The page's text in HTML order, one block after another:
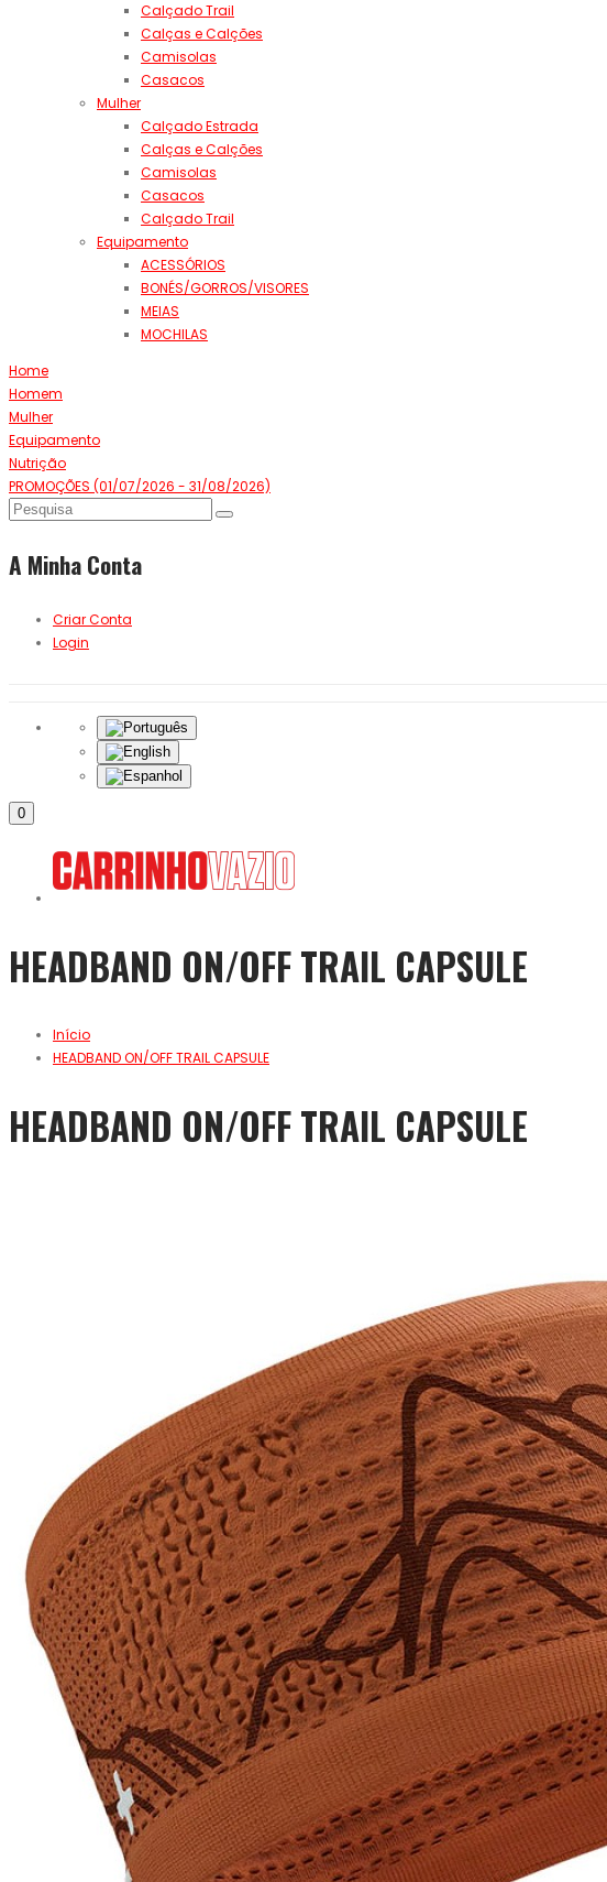
Calçado Trail
Calças e Calções
Camisolas
Casacos
Mulher
Calçado Estrada
Calças e Calções
Camisolas
Casacos
Calçado Trail
Equipamento
ACESSÓRIOS
BONÉS/GORROS/VISORES
MEIAS
MOCHILAS
Home
Homem
Mulher
Equipamento
Nutrição
PROMOÇÕES (01/07/2026 - 31/08/2026)
A Minha Conta
Criar Conta
Login
0
HEADBAND ON/OFF TRAIL CAPSULE
Início
HEADBAND ON/OFF TRAIL CAPSULE
HEADBAND ON/OFF TRAIL CAPSULE